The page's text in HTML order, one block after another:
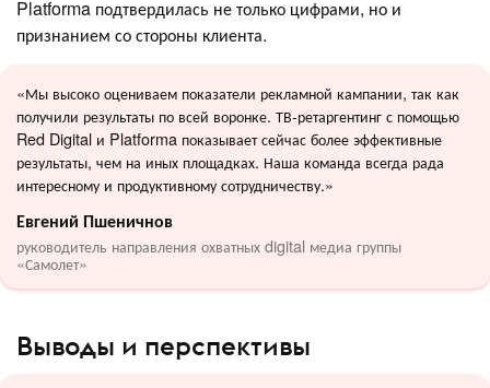
Platforma подтвердилась не только цифрами, но и
признанием со стороны клиента.
«Мы высоко оцениваем показатели рекламной кампании, так как
получили результаты по всей воронке. ТВ-ретаргентинг с помощью
Red Digital и Platforma показывает сейчас более эффективные
результаты, чем на иных площадках. Наша команда всегда рада
интересному и продуктивному сотрудничеству.»
Евгений Пшеничнов
руководитель направления охватных digital медиа группы
«Самолет»
Выводы и перспективы